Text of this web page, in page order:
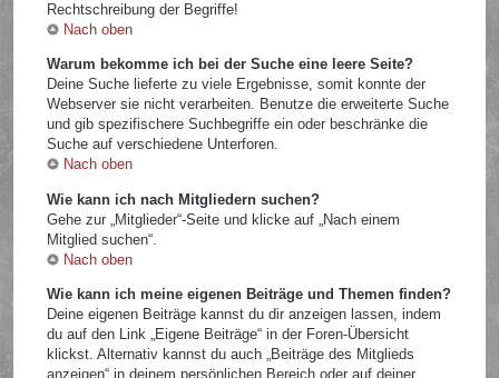
Rechtschreibung der Begriffe!
Nach oben
Warum bekomme ich bei der Suche eine leere Seite?
Deine Suche lieferte zu viele Ergebnisse, somit konnte der
Webserver sie nicht verarbeiten. Benutze die erweiterte Suche
und gib spezifischere Suchbegriffe ein oder beschränke die
Suche auf verschiedene Unterforen.
Nach oben
Wie kann ich nach Mitgliedern suchen?
Gehe zur „Mitglieder“-Seite und klicke auf „Nach einem
Mitglied suchen“.
Nach oben
Wie kann ich meine eigenen Beiträge und Themen finden?
Deine eigenen Beiträge kannst du dir anzeigen lassen, indem
du auf den Link „Eigene Beiträge“ in der Foren-Übersicht
klickst. Alternativ kannst du auch „Beiträge des Mitglieds
anzeigen“ in deinem persönlichen Bereich oder auf deiner